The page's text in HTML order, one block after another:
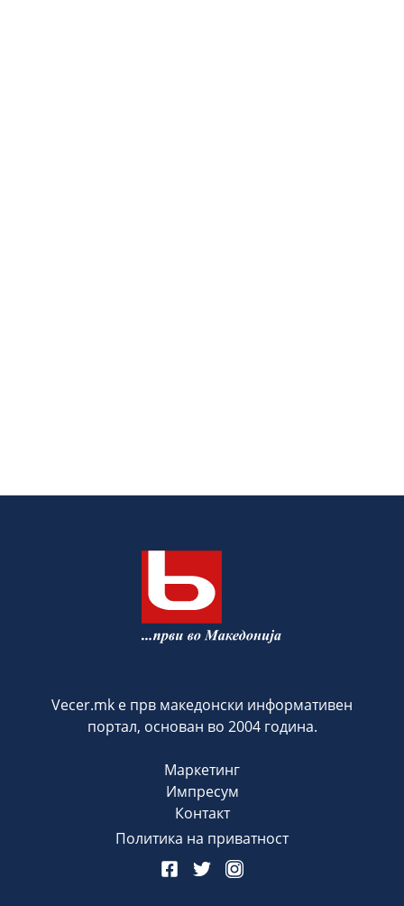
Vecer.mk е прв македонски информативен
портал, основан во 2004 година.
Маркетинг
Импресум
Контакт
Политика на приватност